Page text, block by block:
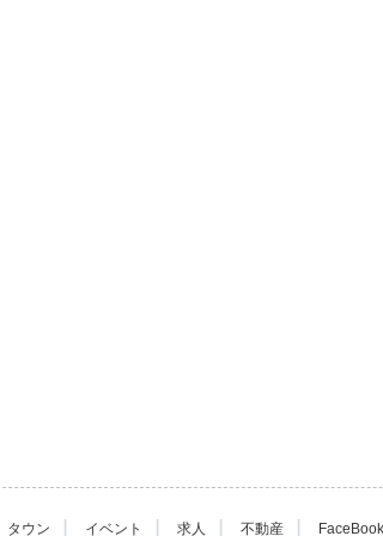
タウン | イベント | 求人 | 不動産 |